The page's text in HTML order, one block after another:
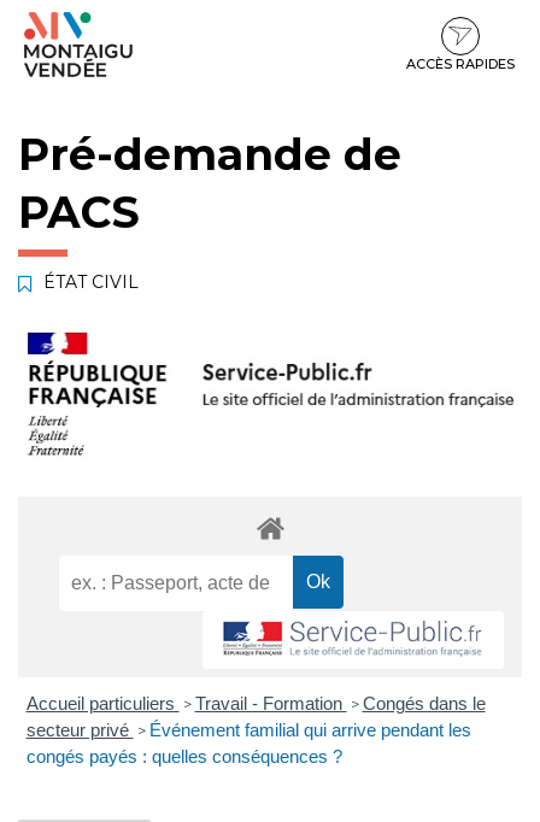
Gestion des traceurs
Aller
Aller
contenu
Aller
pied
ACCÈS RAPIDES
Pré-demande de
PACS
ÉTAT CIVIL
Accueil particuliers > Travail - Formation > Congés dans le
secteur privé > Événement familial qui arrive pendant les
congés payés : quelles conséquences ?